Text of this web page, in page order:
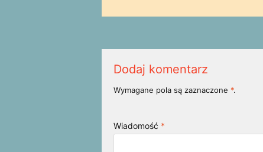
Dodaj komentarz
Wymagane pola są zaznaczone *.
Wiadomość *